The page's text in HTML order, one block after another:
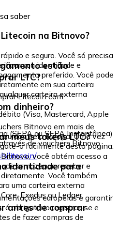
saber
na Bitnovo?
e seguro. Você só precisa
sua identidade e
preferido. Você pode
em sua carteira
carteira externa
estão
LTC?
Litecoin com:
(Visa, Mastercard, Apple
(SEPA ou SEPA Instantânea)
de vouchers Bitnovo
dinheiro?
Bitnovo em mais de
pela Europa. Uma vez
o facilmente desta página:
litecoin/
meus tokens LTC?
você obtém acesso a
armazenar, receber e
Você também
uma carteira externa
Exodus ou Ledger.
identidade para
europeias e garantir
é obrigatório registrar-se e
de fazer compras de
antes de comprar